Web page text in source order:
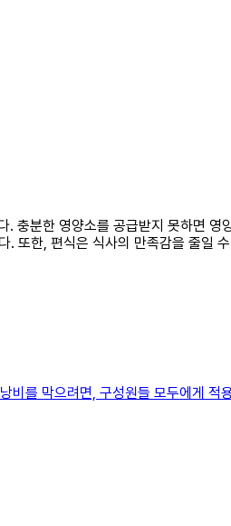
충분한 영양소를 공급받지 못하면 영
또한, 편식은 식사의 만족감을 줄일
를 막으려면, 구성원들 모두에게 적